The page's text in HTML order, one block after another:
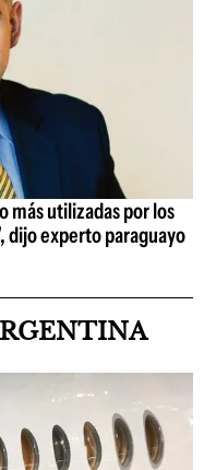
más utilizadas por los
dijo experto paraguayo